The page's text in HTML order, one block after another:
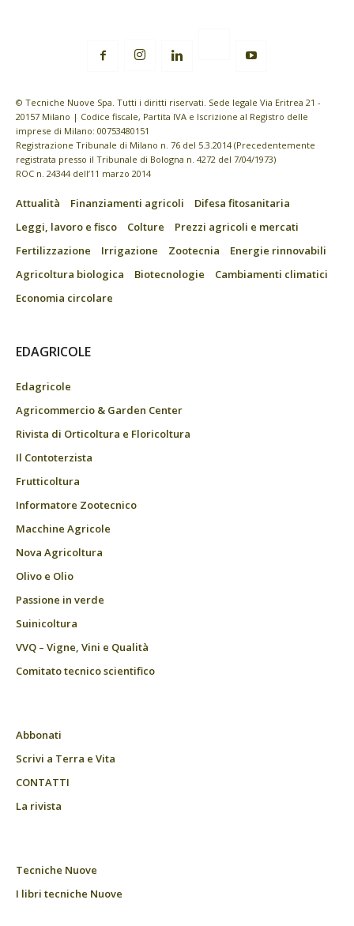
© Tecniche Nuove Spa. Tutti i diritti riservati. Sede legale Via Eritrea 21 -
20157 Milano | Codice fiscale, Partita IVA e Iscrizione al Registro delle
imprese di Milano: 00753480151
Registrazione Tribunale di Milano n. 76 del 5.3.2014 (Precedentemente
registrata presso il Tribunale di Bologna n. 4272 del 7/04/1973)
ROC n. 24344 dell’11 marzo 2014
Attualità Finanziamenti agricoli
Difesa fitosanitaria
Leggi, lavoro e fisco
Colture
Prezzi agricoli e mercati
Fertilizzazione
Irrigazione Zootecnia
Energie rinnovabili
Agricoltura biologica
Biotecnologie
Cambiamenti climatici
Economia circolare
EDAGRICOLE
Edagricole
Agricommercio & Garden Center
Rivista di Orticoltura e Floricoltura
Il Contoterzista
Frutticoltura
Informatore Zootecnico
Macchine Agricole
Nova Agricoltura
Olivo e Olio
Passione in verde
Suinicoltura
VVQ – Vigne, Vini e Qualità
Comitato tecnico scientifico
Abbonati
Scrivi a Terra e Vita
CONTATTI
La rivista
Tecniche Nuove
I libri tecniche Nuove